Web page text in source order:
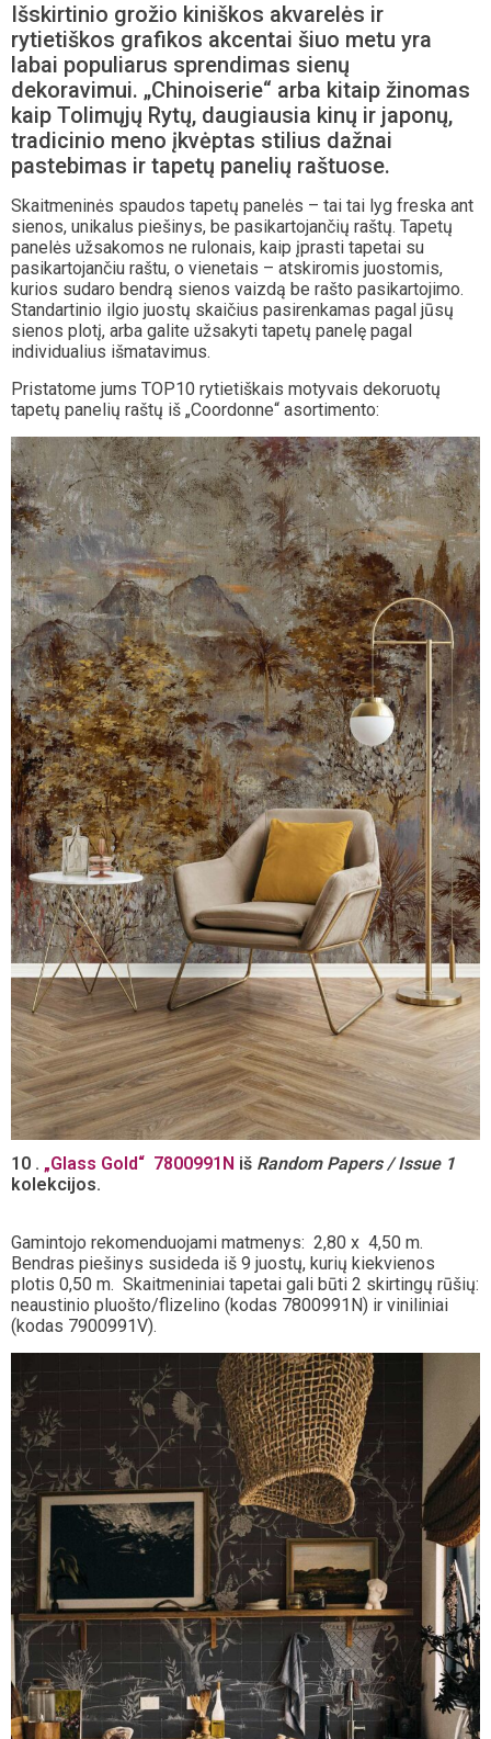
Išskirtinio grožio kiniškos akvarelės ir
rytietiškos grafikos akcentai šiuo metu yra
labai populiarus sprendimas sienų
dekoravimui. „Chinoiserie“ arba kitaip žinomas
kaip Tolimųjų Rytų, daugiausia kinų ir japonų,
tradicinio meno įkvėptas stilius dažnai
pastebimas ir tapetų panelių raštuose.
Skaitmeninės spaudos tapetų panelės – tai tai lyg freska ant
sienos, unikalus piešinys, be pasikartojančių raštų. Tapetų
panelės užsakomos ne rulonais, kaip įprasti tapetai su
pasikartojančiu raštu, o vienetais – atskiromis juostomis,
kurios sudaro bendrą sienos vaizdą be rašto pasikartojimo.
Standartinio ilgio juostų skaičius pasirenkamas pagal jūsų
sienos plotį, arba galite užsakyti tapetų panelę pagal
individualius išmatavimus.
Pristatome jums TOP10 rytietiškais motyvais dekoruotų
tapetų panelių raštų iš „Coordonne“ asortimento:
10 . „Glass Gold“ 7800991N iš Random Papers / Issue 1
kolekcijos.
Gamintojo rekomenduojami matmenys: 2,80 x 4,50 m.
Bendras piešinys susideda iš 9 juostų, kurių kiekvienos
plotis 0,50 m. Skaitmeniniai tapetai gali būti 2 skirtingų rūšių:
neaustinio pluošto/flizelino (kodas 7800991N) ir viniliniai
(kodas 7900991V).